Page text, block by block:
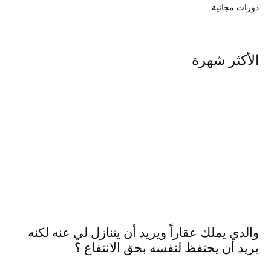
دورات مجانية
الأكثر شهرة
والدي يملك عقاراً ويريد أن يتنازل لي عنه لكنه
يريد أن يحتفظ لنفسه بحق الانتفاع ؟